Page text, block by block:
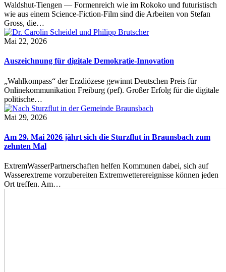
Waldshut-Tiengen — Formenreich wie im Rokoko und futuristisch
wie aus einem Science-Fiction-Film sind die Arbeiten von Stefan
Gross, die…
Mai 22, 2026
Auszeichnung für digitale Demokratie-Innovation
„Wahlkompass“ der Erzdiözese gewinnt Deutschen Preis für
Onlinekommunikation Freiburg (pef). Großer Erfolg für die digitale
politische…
Mai 29, 2026
Am 29. Mai 2026 jährt sich die Sturzflut in Braunsbach zum
zehnten Mal
ExtremWasserPartnerschaften helfen Kommunen dabei, sich auf
Wasserextreme vorzubereiten Extremwetterereignisse können jeden
Ort treffen. Am…